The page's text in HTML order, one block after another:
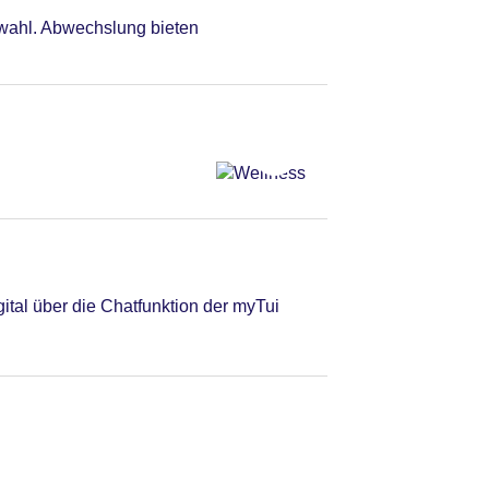
Abwechslung bieten
über die Chatfunktion der myTui